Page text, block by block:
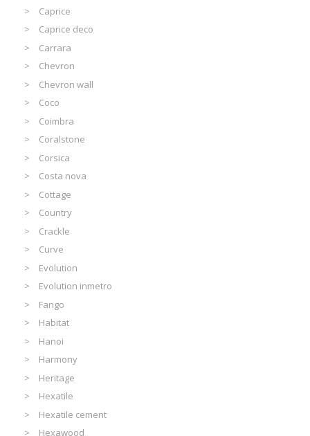
Caprice
Caprice deco
Carrara
Chevron
Chevron wall
Coco
Coimbra
Coralstone
Corsica
Costa nova
Cottage
Country
Crackle
Curve
Evolution
Evolution inmetro
Fango
Habitat
Hanoi
Harmony
Heritage
Hexatile
Hexatile cement
Hexawood